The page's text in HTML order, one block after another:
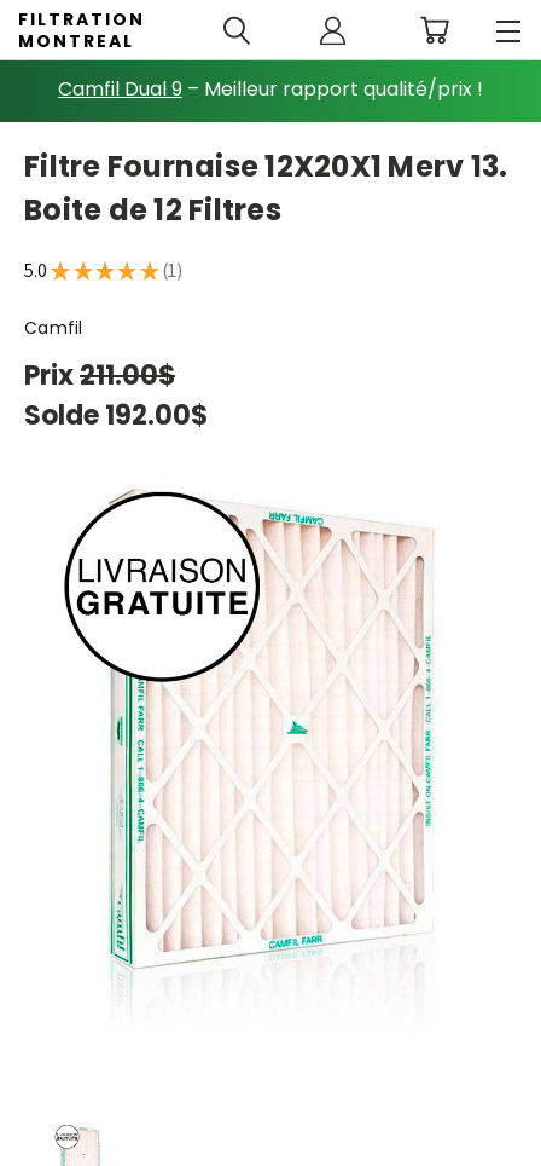
Camfil Dual 9 – Meilleur rapport qualité/prix !
FILTRATION
MONTREAL
Filtre Fournaise 12X20X1 Merv 13.
Boite de 12 Filtres
5.0★ ★ ★ ★ ★ 1
1
Camfil
Prix211.00$
Solde192.00$